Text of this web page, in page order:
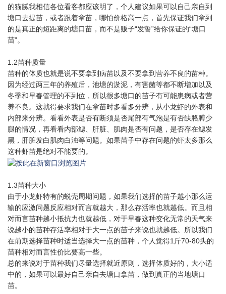
的猫腻我相信各位看客都应该明了，个人建议如果可以自己亲自到
塘口去提苗，或者跟着拿苗，哪怕价格高一点，首先保证我们拿到
的是真正的短距离的塘口苗，而不是贩子“发誓”给你保证的“塘口
苗”。
1.2苗种质量
苗种的体质也就是说不要拿到病苗以及不要拿到营养不良的苗种。
因为经过两三年的养殖后，池塘的淤泥，有害菌等都不断增加以及
冬季和早春管理的不到位，所以很多塘口的苗子有可能患病或者营
养不良。这就得要求我们在拿苗时多看多分辨，从小龙虾的外表和
内部来分辨。看看外表是否有断须是否尾部有气泡是有否缺胳膊少
腿的情况，再看看内部鳃、肝脏、肌肉是否有问题，是否存在鳃发
黑，肝脏发白肌肉白浊等问题。如果苗子中存在问题的虾太多那么
这种虾苗是绝对不能要的。
1.3苗种大小
由于小龙虾特有的蜕壳周期问题，如果我们选择的苗子越小那么运
输的应激问题反应相对而言就越大，那么存活率也就越低。而且相
对而言苗种越小抵抗力也就越低，对于早春这种变化无常的天气来
说越小的苗种存活率相对于大一点的苗子来说也就越低。所以我们
在前期选择苗种时适当选择大一点的苗种，个人觉得1斤70-80头的
苗种相对而言性价比要高一些。
总的来说对于苗种我们尽量选择就近原则，选择体质好的，大小适
中的，如果可以最好自己亲自去塘口拿苗，做到真正的当地塘口
苗。